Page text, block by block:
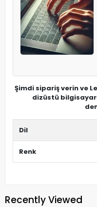
Şimdi sipariş verin ve
dizüstü
Dil
Renk
Recently Viewed